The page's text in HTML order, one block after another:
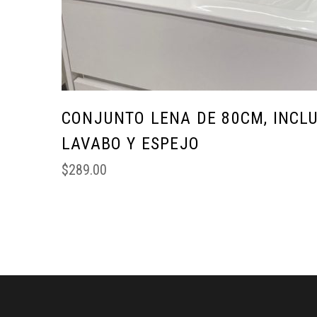
CONJUNTO LENA DE 80CM,
LAVABO Y ESPEJO
$289.00